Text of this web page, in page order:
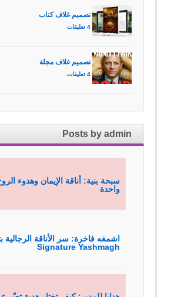
تصميم غلاف كتاب
4 تعليقات
تصميم غلاف مجلة
4 تعليقات
Posts by admin
سبحة بنية: أناقة الإيمان وهدوء
واحدة
اشمغه فاخرة: سر الأناقة الرجالية
Signature Yashmagh